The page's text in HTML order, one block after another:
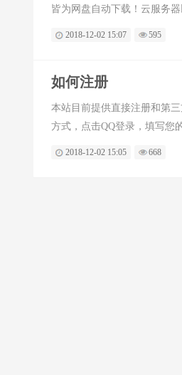
皆为网盘自动下载！云服务
2018-12-02 15:07 595
如何注册
本站目前提供直接注册和第
方式，点击QQ登录，填写您
2018-12-02 15:05 668